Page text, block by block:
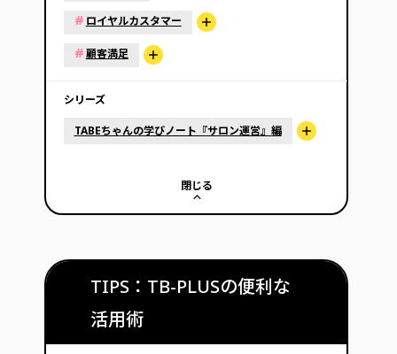
# ロイヤルカスタマー
#顧客満足
シリーズ
TABEちゃんの学びノート『サロン運営』編
閉じる
TIPS：TB-PLUSの便利な
活用術